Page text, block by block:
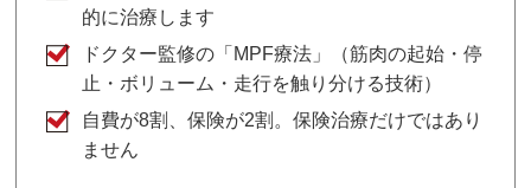
的に治療します
ドクター監修の「MPF療法」（筋肉の起始・停
止・ボリューム・走行を触り分ける技術）
自費が8割、保険が2割。保険治療だけではあり
ません